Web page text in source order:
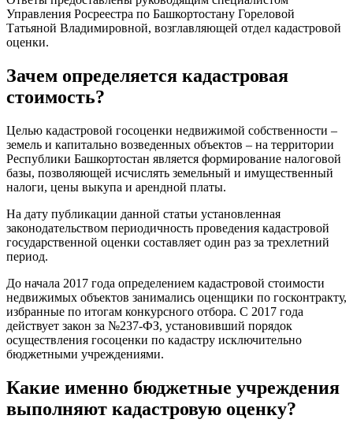
Управления Росреестра по Башкортостану Гореловой
Татьяной Владимировной, возглавляющей отдел кадастровой
оценки.
Зачем определяется кадастровая
стоимость?
Целью кадастровой госоценки недвижимой собственности –
земель и капитально возведенных объектов – на территории
Республики Башкортостан является формирование налоговой
базы, позволяющей исчислять земельный и имущественный
налоги, цены выкупа и арендной платы.
На дату публикации данной статьи установленная
законодательством периодичность проведения кадастровой
государственной оценки составляет один раз за трехлетний
период.
До начала 2017 года определением кадастровой стоимости
недвижимых объектов занимались оценщики по госконтракту,
избранные по итогам конкурсного отбора. С 2017 года
действует закон за №237-ФЗ, установивший порядок
осуществления госоценки по кадастру исключительно
бюджетными учреждениями.
Какие именно бюджетные учреждения
выполняют кадастровую оценку?